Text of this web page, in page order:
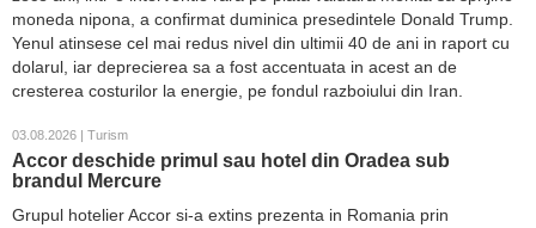
moneda nipona, a confirmat duminica presedintele Donald Trump.
Yenul atinsese cel mai redus nivel din ultimii 40 de ani in raport cu
dolarul, iar deprecierea sa a fost accentuata in acest an de
cresterea costurilor la energie, pe fondul razboiului din Iran.
03.08.2026 | Turism
Accor deschide primul sau hotel din Oradea sub
brandul Mercure
Grupul hotelier Accor si-a extins prezenta in Romania prin